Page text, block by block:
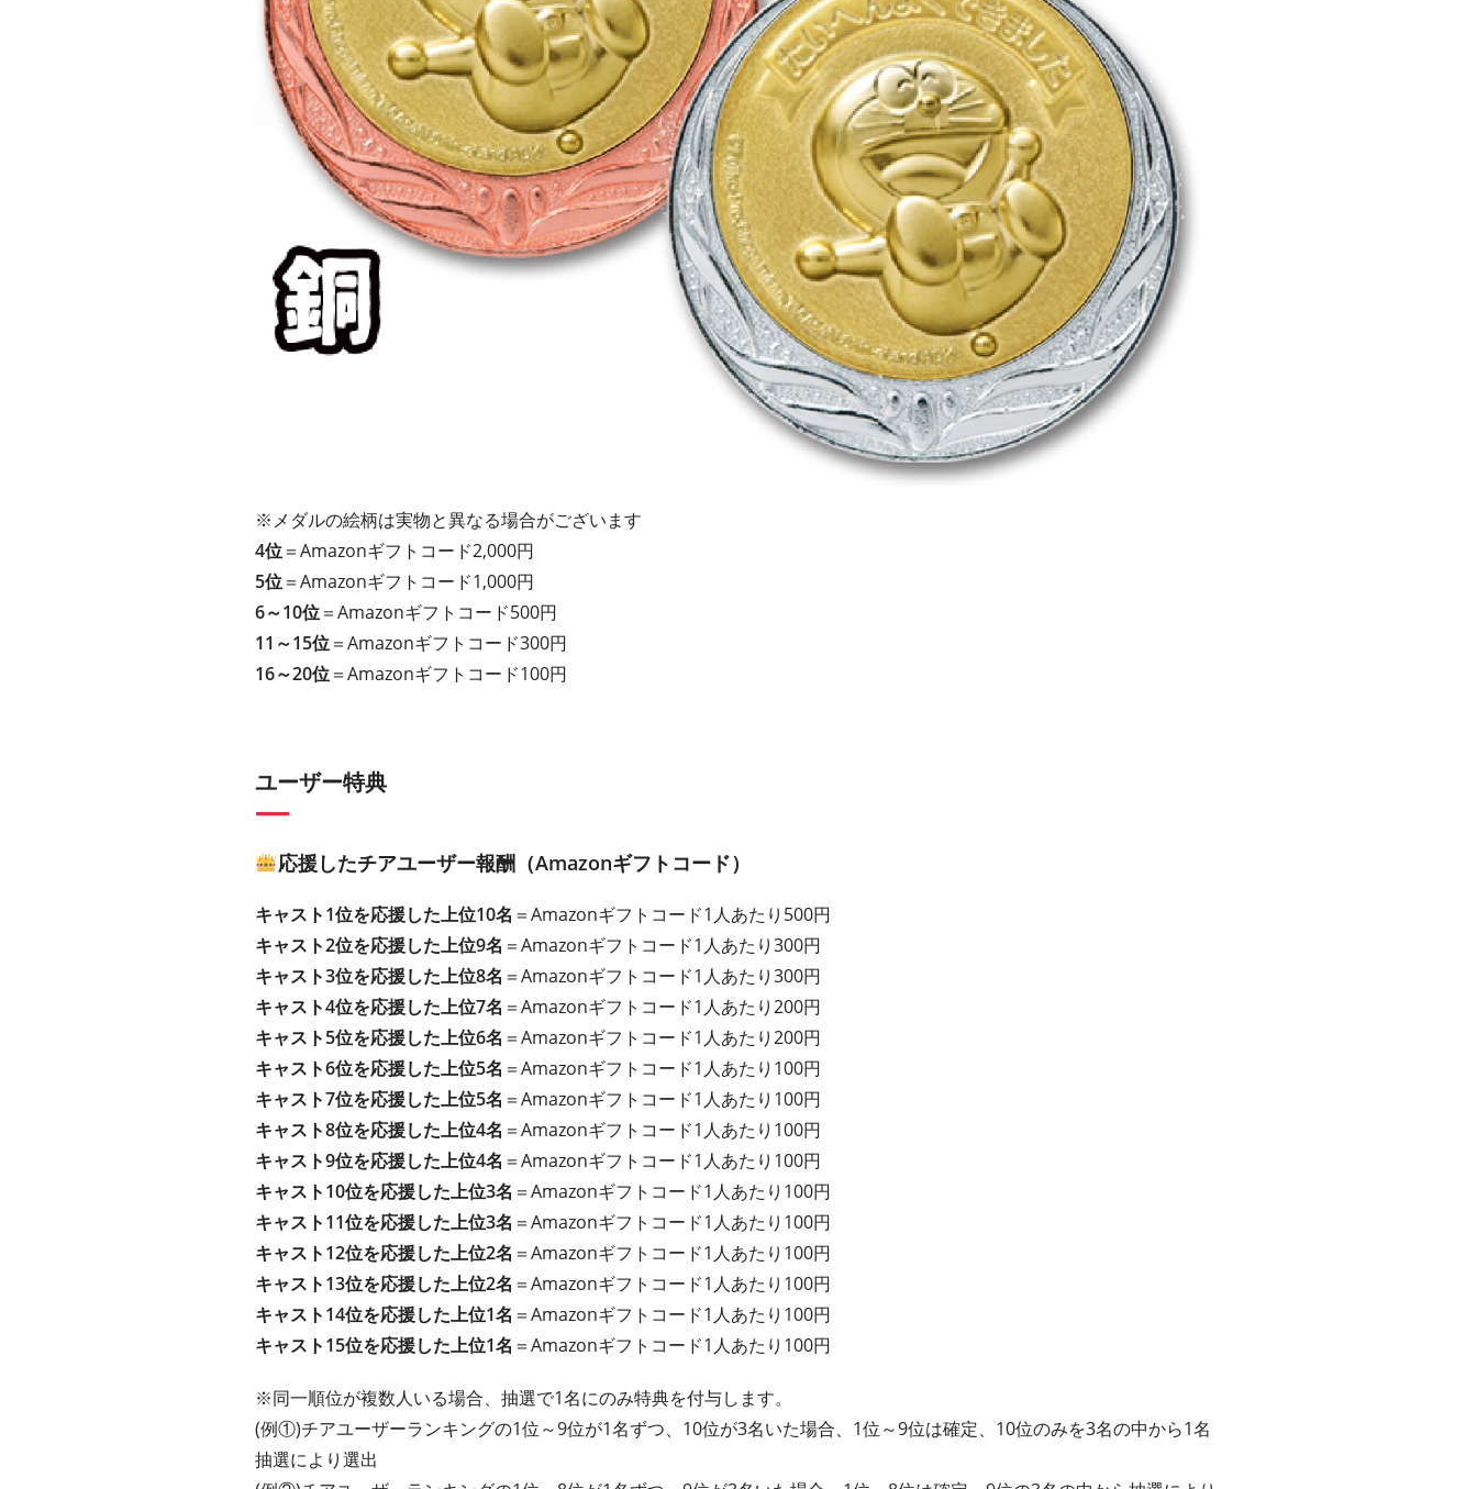
※メダルの絵柄は実物と異なる場合がございます
4位＝Amazonギフトコード2,000円
5位＝Amazonギフトコード1,000円
6～10位＝Amazonギフトコード500円
11～15位＝Amazonギフトコード300円
16～20位＝Amazonギフトコード100円
ユーザー特典
応援したチアユーザー報酬（Amazonギフトコード）
キャスト1位を応援した上位10名 ＝Amazonギフトコード1人あたり500円
キャスト2位を応援した上位9名 ＝Amazonギフトコード1人あたり300円
キャスト3位を応援した上位8名 ＝Amazonギフトコード1人あたり300円
キャスト4位を応援した上位7名 ＝Amazonギフトコード1人あたり200円
キャスト5位を応援した上位6名 ＝Amazonギフトコード1人あたり200円
キャスト6位を応援した上位5名 ＝Amazonギフトコード1人あたり100円
キャスト7位を応援した上位5名 ＝Amazonギフトコード1人あたり100円
キャスト8位を応援した上位4名 ＝Amazonギフトコード1人あたり100円
キャスト9位を応援した上位4名 ＝Amazonギフトコード1人あたり100円
キャスト10位を応援した上位3名 ＝Amazonギフトコード1人あたり100円
キャスト11位を応援した上位3名 ＝Amazonギフトコード1人あたり100円
キャスト12位を応援した上位2名 ＝Amazonギフトコード1人あたり100円
キャスト13位を応援した上位2名 ＝Amazonギフトコード1人あたり100円
キャスト14位を応援した上位1名 ＝Amazonギフトコード1人あたり100円
キャスト15位を応援した上位1名 ＝Amazonギフトコード1人あたり100円
※同一順位が複数人いる場合、抽選で1名にのみ特典を付与します。
(例①)チアユーザーランキングの1位～9位が1名ずつ、10位が3名いた場合、1位～9位は確定、10位のみを3名の中から1名
抽選により選出